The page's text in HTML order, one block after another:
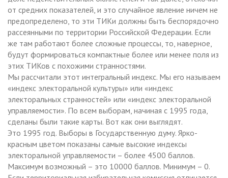
от средних показателей, и это случайное явление ничем не
предопределено, то эти ТИКи должны быть беспорядочно
рассеянными по территории Российской Федерации. Если
же там работают более сложные процессы, то, наверное,
будут формироваться компактные более или менее поля из
этих ТИКов с похожими странностями.
Мы рассчитали этот интегральный индекс. Мы его называем
«индекс электоральной культуры» или «индекс
электоральных странностей» или «индекс электоральной
управляемости». По всем выборам, начиная с 1995 года,
сделаны были такие карты. Вот как они выглядят.
Это 1995 год. Выборы в Государственную думу. Ярко-
красным цветом показаны самые высокие индексы
электоральной управляемости – более 4500 баллов.
Максимум возможный – это 10000 баллов. Минимум – 0.